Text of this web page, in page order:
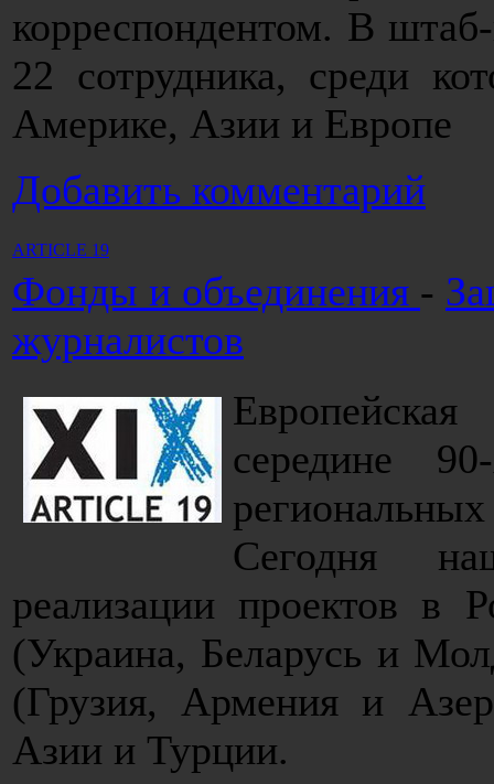
корреспондентом. В
22 сотрудника, среди
Америке, Азии и Европе
Добавить комментарий
ARTICLE 19
Фонды и объединения -
журналистов
середине
Сегодня
реализации проектов в
(Украина, Беларусь и
(Грузия, Армения и
Азии и Турции.